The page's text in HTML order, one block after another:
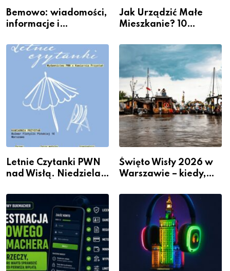
Bemowo: wiadomości,
informacje i
Jak Urządzić Małe
Mieszkanie? 10
Przestrzeni Bez
Kosztownego Remontu
Letnie Czytanki PWN
nad Wisłą. Niedziela z
dla siebie
Święto Wisły 2026 w
Warszawie – kiedy,
działo 2 sierpnia